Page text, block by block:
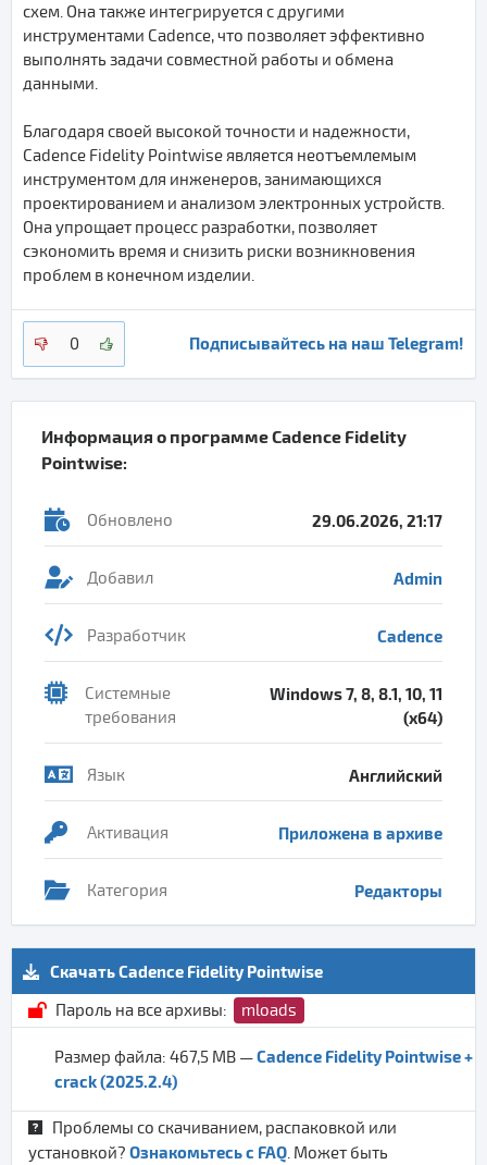
схем. Она также интегрируется с другими
инструментами Cadence, что позволяет эффективно
выполнять задачи совместной работы и обмена
данными.
Благодаря своей высокой точности и надежности,
Cadence Fidelity Pointwise является неотъемлемым
инструментом для инженеров, занимающихся
проектированием и анализом электронных устройств.
Она упрощает процесс разработки, позволяет
сэкономить время и снизить риски возникновения
проблем в конечном изделии.
0 Подписывайтесь на наш Telegram!
Информация о программеCadence Fidelity
Pointwise:
Обновлено 29.06.2026, 21:17
Добавил Admin
Разработчик Cadence
Системные
требования
Windows 7, 8, 8.1, 10, 11
(x64)
Язык Английский
Активация Приложена в архиве
Категория Редакторы
Скачать Cadence Fidelity Pointwise
Пароль на все архивы:
mloads
Размер файла: 467,5 MB —Cadence Fidelity Pointwise +
crack (2025.2.4)
Проблемы со скачиванием, распаковкой или
установкой? Ознакомьтесь с FAQ. Может быть